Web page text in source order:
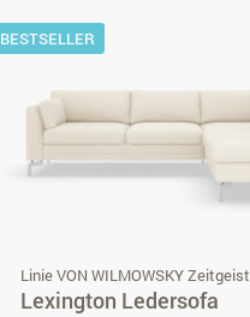
BESTSELLER
Linie VON WILMOWSKY Zeitgeist
Lexington Ledersofa